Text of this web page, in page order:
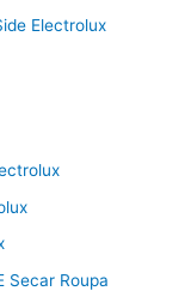
Electrolux
Secar Roupa